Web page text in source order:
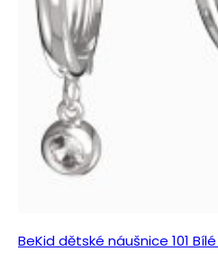
BeKid dětské náušnice 101